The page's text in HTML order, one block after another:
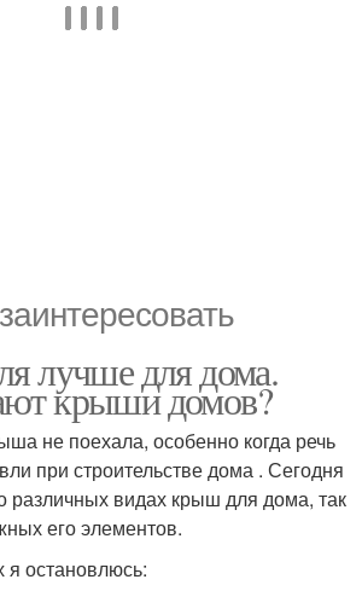
лучше для дома.
крыши домов?
не поехала, особенно когда речь
при строительстве дома . Сегодня
различных видах крыш для дома, так
его элементов.
я остановлюсь: